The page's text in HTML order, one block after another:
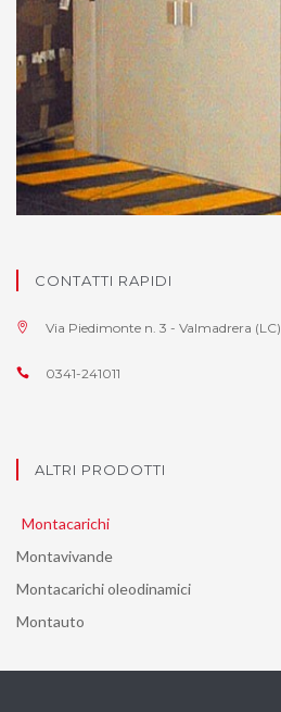
CONTATTI RAPIDI
Via Piedimonte n. 3 - Valmadrera (LC)
0341-241011
ALTRI PRODOTTI
Montacarichi
Montavivande
Montacarichi oleodinamici
Montauto